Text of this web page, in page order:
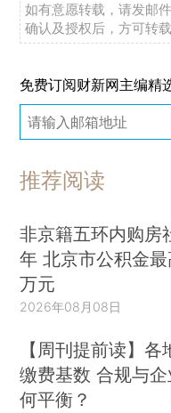
如有意愿转载，请发邮
确认及授权后，方可转载
免费订阅财新网主编精
推荐阅读
非京籍五环内购房
年 北京市公积金
万元
2026年08月08日
【周刊提前读】
缴费基数 合规与
何平衡？